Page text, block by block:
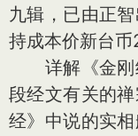
九辑，已由正
持成本价新台币
详解《金刚
段经文有关的
经》中说的实相